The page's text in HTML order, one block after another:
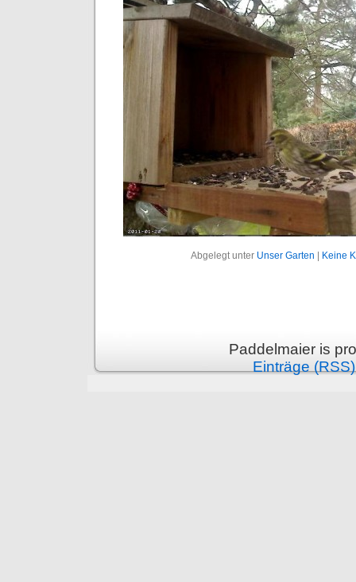
Abgelegt unter Unser Garten Keine
Paddelmaier is
Einträge (RSS)